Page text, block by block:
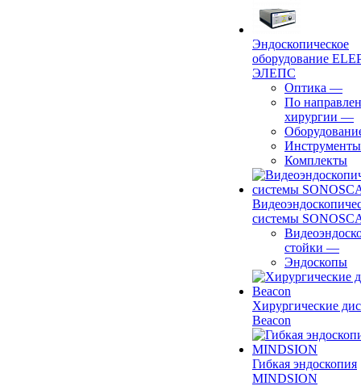
Эндоскопическое
оборудование
ЭЛЕПС
Оптика —
По
хирургии —
Инструменты
Комплекты
системы
стойки —
Эндоскопы
Хирургические
Beacon
Гибкая эндоскопия
MINDSION